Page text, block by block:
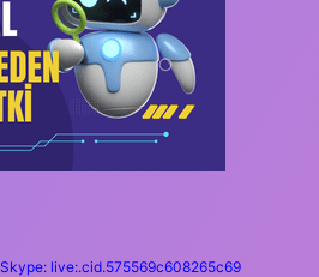
Skype: live:.cid.575569c608265c69